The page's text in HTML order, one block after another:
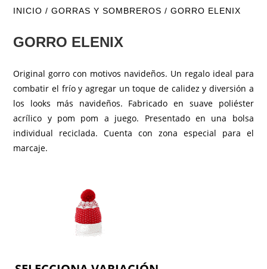
INICIO /GORRAS Y SOMBREROS / GORRO ELENIX
GORRO ELENIX
Original gorro con motivos navideños. Un regalo ideal para
combatir el frío y agregar un toque de calidez y diversión a
los looks más navideños. Fabricado en suave poliéster
acrílico y pom pom a juego. Presentado en una bolsa
individual reciclada. Cuenta con zona especial para el
marcaje.